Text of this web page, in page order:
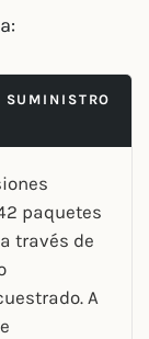
SUMINISTRO
paquetes
través de
A